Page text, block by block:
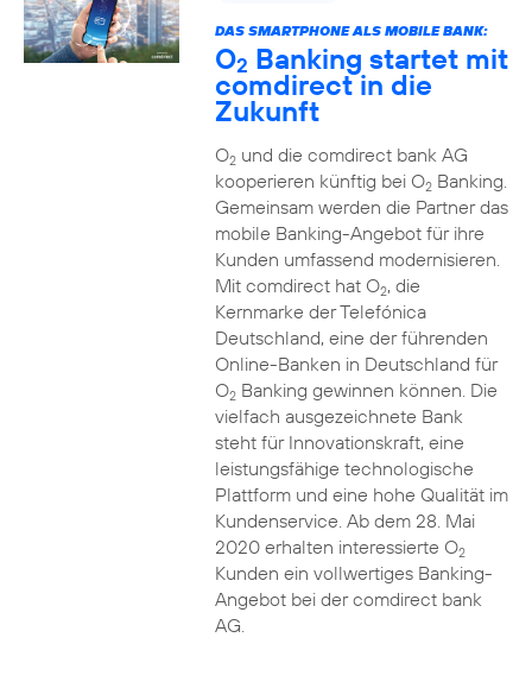
DAS SMARTPHONE ALS MOBILE BANK:
O2 Banking startet mit
comdirect in die
Zukunft
O2und die comdirect bank AG
kooperieren künftig bei O2Banking.
Gemeinsam werden die Partner das
mobile Banking-Angebot für ihre
Kunden umfassend modernisieren.
Mit comdirect hat O2, die
Kernmarke der Telefónica
Deutschland, eine der führenden
Online-Banken in Deutschland für
O2Banking gewinnen können. Die
vielfach ausgezeichnete Bank
steht für Innovationskraft, eine
leistungsfähige technologische
Plattform und eine hohe Qualität im
Kundenservice. Ab dem 28. Mai
2020 erhalten interessierte O2
Kunden ein vollwertiges Banking-
Angebot bei der comdirect bank
AG.